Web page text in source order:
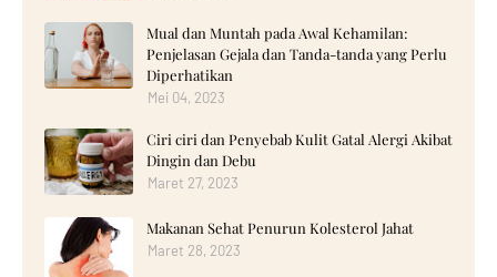
Mual dan Muntah pada Awal Kehamilan:
Penjelasan Gejala dan Tanda-tanda yang Perlu
Diperhatikan
Mei 04, 2023
Ciri ciri dan Penyebab Kulit Gatal Alergi Akibat
Dingin dan Debu
Maret 27, 2023
Makanan Sehat Penurun Kolesterol Jahat
Maret 28, 2023